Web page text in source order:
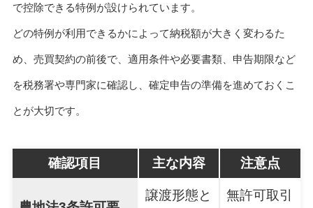
で控除できる特例が設けられています。
どの特例が利用できるかによって納税額が大きく変わるた
め、売買契約の前後で、適用条件や必要書類、申告期限など
を税務署や専門家に確認し、確定申告の準備を進めておくこ
とが大切です。
確認項目 主な内容 注意点
譲渡形態と
無許可取引